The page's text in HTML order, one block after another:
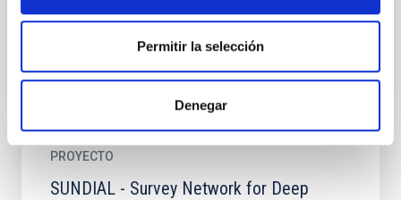
Permitir la selección
Denegar
PROYECTO
SUNDIAL - Survey Network for Deep